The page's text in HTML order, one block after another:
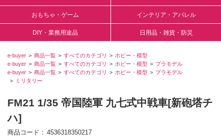
おもちゃ・ゲーム インテリア・アパレル
DIY・業務用途品 日用品・雑貨・防災
e-buyer 商品一覧 すべてのカテゴリ
ホビー・模型
e-buyer
商品一覧 すべてのカテゴリ ホビー・模型
プラモデル
e-buyer
商品一覧 すべてのカテゴリ ホビー・模型
プラモデル
ミリタリー
FM21 1/35 帝国陸軍 九七式中戦車[新砲塔チ
ハ]
商品コード
4536318350217